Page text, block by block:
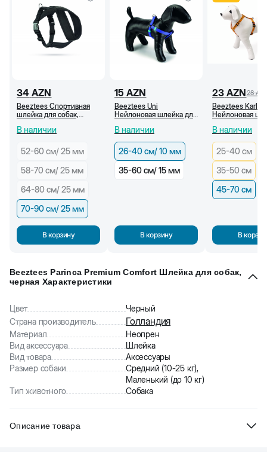
34 AZN
Beeztees Спортивная
шлейка для собак,
90 см/25 мм)
В наличии
52-60 cм/ 25 мм
58-70 см/ 25 мм
64-80 cм/ 25 мм
70-90 см/ 25 мм
В корзину
15 AZN
Beeztees Uni
Нейлоновая шлейка для
см/10 мм)
В наличии
26-40 см/ 10 мм
35-60 см/ 15 мм
В корзину
23 AZN28
Beeztees Karlie
Нейлоновая
рисунком (45-
В наличии
25-40 см
35-50 см
45-70 см
В
Beeztees Parinca Premium Comfort Шлейка для собак,
черная Характеристики
Цвет
Черный
Страна производитель
Голландия
Материал
Неопрен
Вид аксессуара
Шлейка
Вид товара
Аксессуары
Размер собаки
Средний (10-25 кг),
Маленький (до 10 кг)
Тип животного
Собака
Описание товара